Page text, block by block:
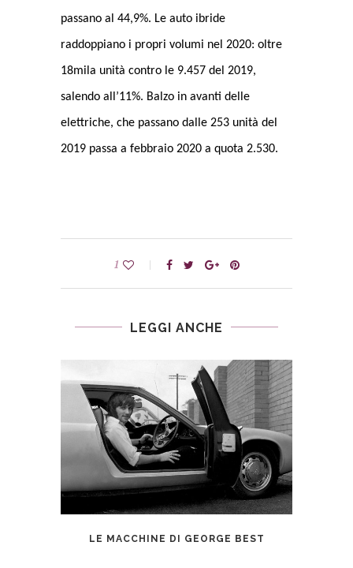
passano al 44,9%. Le auto ibride
raddoppiano i propri volumi nel 2020: oltre
18mila unità contro le 9.457 del 2019,
salendo all’11%. Balzo in avanti delle
elettriche, che passano dalle 253 unità del
2019 passa a febbraio 2020 a quota 2.530.
1
LEGGI ANCHE
LE MACCHINE DI GEORGE BEST